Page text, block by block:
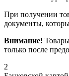
При получении
документы,
Внимание!
только после
2